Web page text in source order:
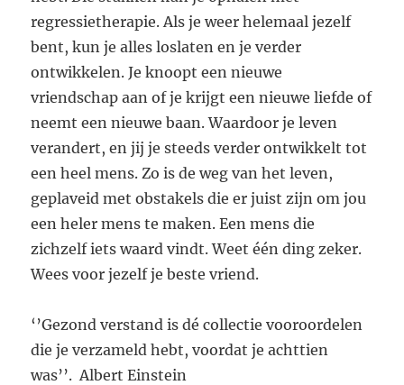
regressietherapie. Als je weer helemaal jezelf
bent, kun je alles loslaten en je verder
ontwikkelen. Je knoopt een nieuwe
vriendschap aan of je krijgt een nieuwe liefde of
neemt een nieuwe baan. Waardoor je leven
verandert, en jij je steeds verder ontwikkelt tot
een heel mens. Zo is de weg van het leven,
geplaveid met obstakels die er juist zijn om jou
een heler mens te maken. Een mens die
zichzelf iets waard vindt. Weet één ding zeker.
Wees voor jezelf je beste vriend.
‘’Gezond verstand is dé collectie vooroordelen
die je verzameld hebt, voordat je achttien
was’’. Albert Einstein